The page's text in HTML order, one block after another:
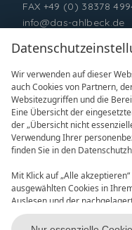
Wir verwenden auf dieser
auch Cookies von Partnern,
Websitezugriffen und die
Eine Übersicht der
der „Übersicht nicht
Verwendung Ihrer
finden Sie in den
Mit Klick auf „Alle
ausgewählten Cookies in
Auslesen und der
Daten (z.B. Ihrer IP-Adresse)
Sie damit nicht einverstanden
FAX +49 (0) 38378
info@das-ahlbeck.de
ONLINE